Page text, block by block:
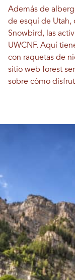
Además de
de esquí de Utah,
Snowbird, las
UWCNF. Aquí
con raquetas de
sitio web forest
sobre cómo